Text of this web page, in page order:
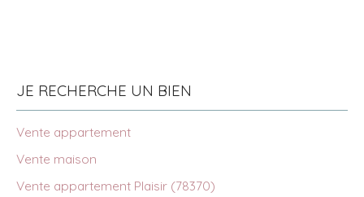
JE RECHERCHE UN BIEN
Vente appartement
Vente maison
Vente appartement Plaisir (78370)